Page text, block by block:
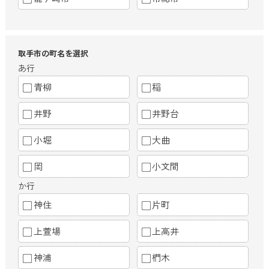
取手市の町名を選択
あ行
青柳 稲
井野 井野台
小堀 大曲
岡 小文間
か行
神住 片町
上萱場 上高井
神浦 椚木